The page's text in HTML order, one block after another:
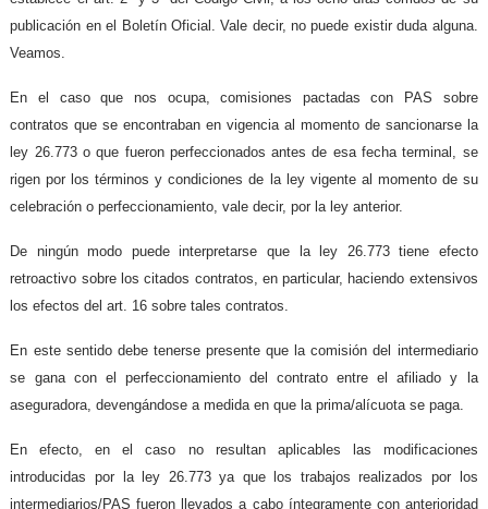
publicación en el Boletín Oficial. Vale decir, no puede existir duda alguna.
Veamos.
En el caso que nos ocupa, comisiones pactadas con PAS sobre
contratos que se encontraban en vigencia al momento de sancionarse la
ley 26.773 o que fueron perfeccionados antes de esa fecha terminal, se
rigen por los términos y condiciones de la ley vigente al momento de su
celebración o perfeccionamiento, vale decir, por la ley anterior.
De ningún modo puede interpretarse que la ley 26.773 tiene efecto
retroactivo sobre los citados contratos, en particular, haciendo extensivos
los efectos del art. 16 sobre tales contratos.
En este sentido debe tenerse presente que la comisión del intermediario
se gana con el perfeccionamiento del contrato entre el afiliado y la
aseguradora, devengándose a medida en que la prima/alícuota se paga.
En efecto, en el caso no resultan aplicables las modificaciones
introducidas por la ley 26.773 ya que los trabajos realizados por los
intermediarios/PAS fueron llevados a cabo íntegramente con anterioridad